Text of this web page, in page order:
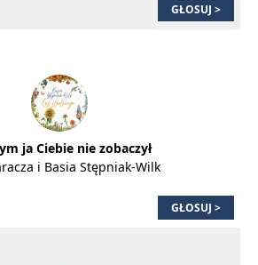
GŁOSUJ >
ja Ciebie nie zobaczył
i Basia Stępniak-Wilk
GŁOSUJ >